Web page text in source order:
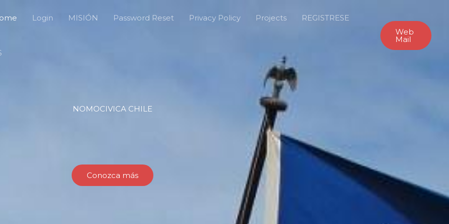
Login MISIÓN Password Reset Privacy Policy Projects REGISTRESE
Web
Mail
NOMOCIVICA CHILE
Conozca más